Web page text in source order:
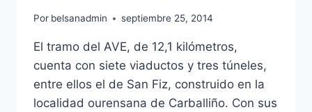
Por belsanadmin septiembre 25, 2014
El tramo del AVE, de 12,1 kilómetros,
cuenta con siete viaductos y tres túneles,
entre ellos el de San Fiz, construido en la
localidad ourensana de Carballiño. Con sus